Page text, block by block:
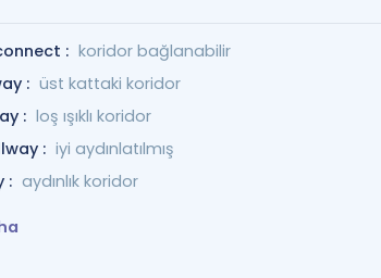
: koridor bağlanabilir
: üst kattaki koridor
: loş ışıklı koridor
: iyi aydınlatılmış
: aydınlık koridor